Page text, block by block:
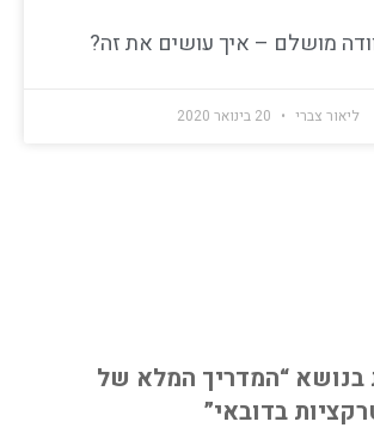
מושלם – איך עושים את זה?
ליאור צברי 20 בינואר 2020
“המדריך המלא של
בדובאי”